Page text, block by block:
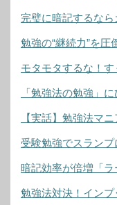
完璧に暗記するなら
勉強の“継続力”を
モタモタするな！す
「勉強法の勉強」
【実話】勉強法マ
受験勉強でスラン
暗記効率が倍増「ラ
勉強法対決！イン